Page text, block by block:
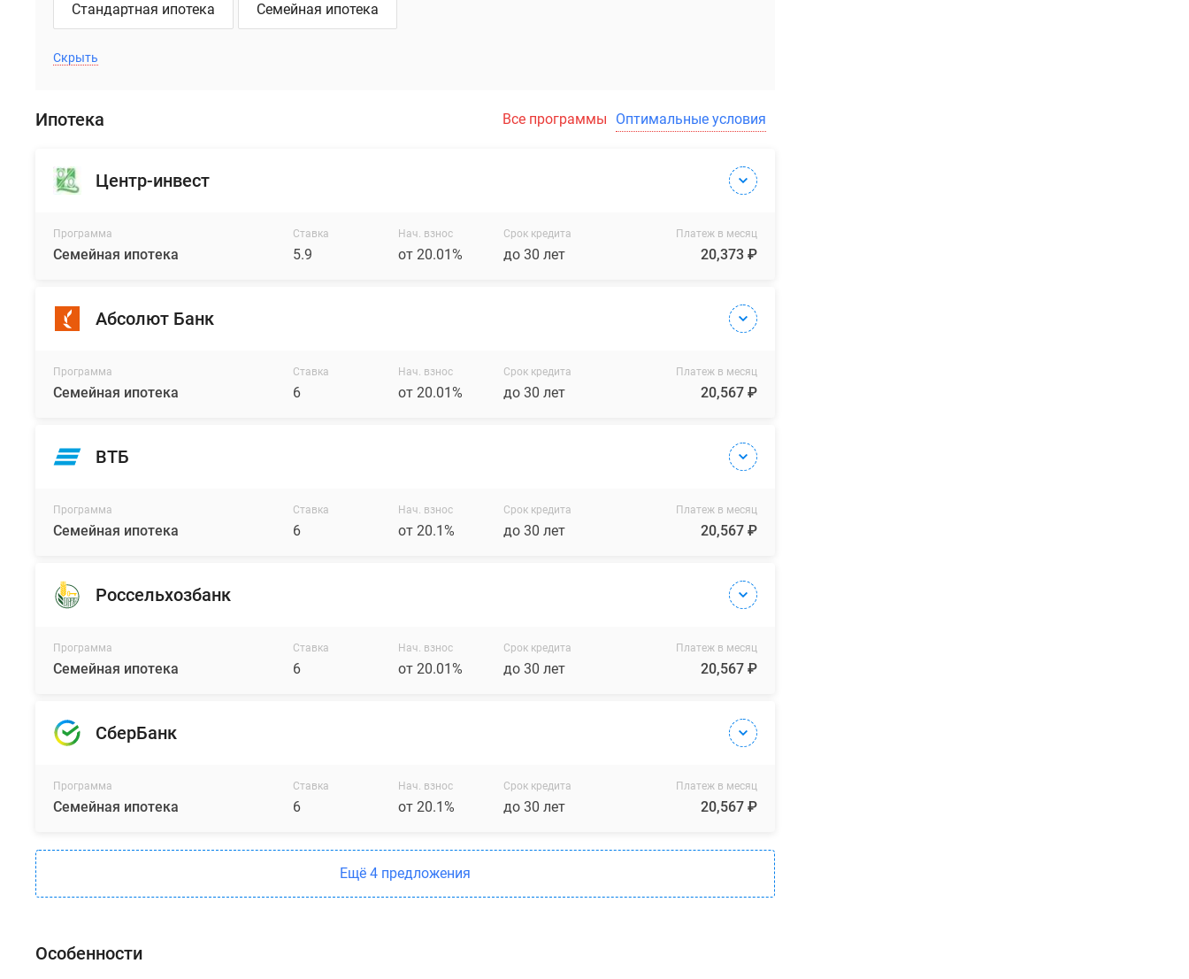
Стандартная ипотека Семейная ипотека
Скрыть
Ипотека Все программы Оптимальные условия
Центр-инвест
Программа
Семейная ипотека
Ставка
5.9
Нач. взнос
от 20.01%
Срок кредита
до 30 лет
Платеж в месяц
20,373 ₽
Абсолют Банк
Программа
Семейная ипотека
Ставка
6
Нач. взнос
от 20.01%
Срок кредита
до 30 лет
Платеж в месяц
20,567 ₽
ВТБ
Программа
Семейная ипотека
Ставка
6
Нач. взнос
от 20.1%
Срок кредита
до 30 лет
Платеж в месяц
20,567 ₽
Россельхозбанк
Программа
Семейная ипотека
Ставка
6
Нач. взнос
от 20.01%
Срок кредита
до 30 лет
Платеж в месяц
20,567 ₽
СберБанк
Программа
Семейная ипотека
Ставка
6
Нач. взнос
от 20.1%
Срок кредита
до 30 лет
Платеж в месяц
20,567 ₽
Ещё 4 предложения
Особенности